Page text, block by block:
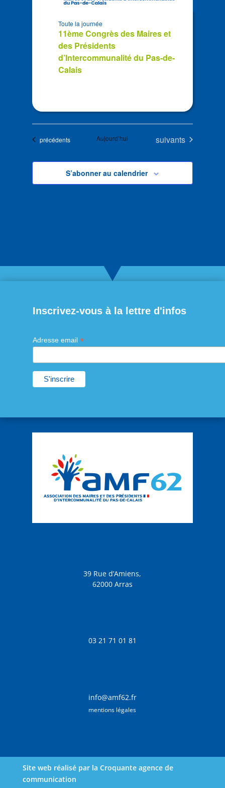
11ème Congrès des Maires et
des Présidents
d’Intercommunalité du Pas-de-
Calais
Toute la journée
Évènements
précédents Aujourd’hui Évènements
suivants
S’abonner au calendrier
Inscrivez-vous à la lettre d'infos
Adresse email *
39 Rue d’Amiens,
62000 Arras
03 21 71 01 81
info@amf62.fr
mentions légales
Site web réalisé par la Croquante agence de
communication